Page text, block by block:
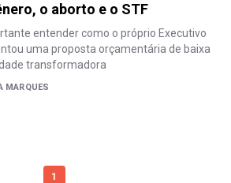
o aborto e o STF
entender como o próprio Executivo
uma proposta orçamentária de baixa
transformadora
MARQUES
1